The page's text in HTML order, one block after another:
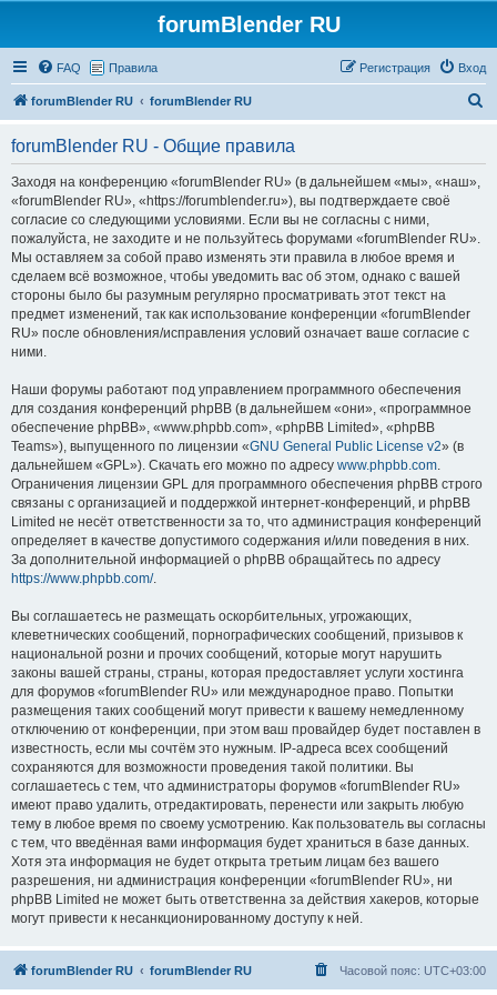
forumBlender RU
FAQ Правила Вход
Регистрация
forumBlender RU forumBlender RU
forumBlender RU - Общие правила
Заходя на конференцию «forumBlender RU» (в дальнейшем «мы», «наш»,
«forumBlender RU», «https://forumblender.ru»), вы подтверждаете своё
согласие со следующими условиями. Если вы не согласны с ними,
пожалуйста, не заходите и не пользуйтесь форумами «forumBlender RU».
Мы оставляем за собой право изменять эти правила в любое время и
сделаем всё возможное, чтобы уведомить вас об этом, однако с вашей
стороны было бы разумным регулярно просматривать этот текст на
предмет изменений, так как использование конференции «forumBlender
RU» после обновления/исправления условий означает ваше согласие с
ними.
Наши форумы работают под управлением программного обеспечения
для создания конференций phpBB (в дальнейшем «они», «программное
обеспечение phpBB», «www.phpbb.com», «phpBB Limited», «phpBB
Teams»), выпущенного по лицензии «GNU General Public License v2» (в
дальнейшем «GPL»). Скачать его можно по адресу www.phpbb.com.
Ограничения лицензии GPL для программного обеспечения phpBB строго
связаны с организацией и поддержкой интернет-конференций, и phpBB
Limited не несёт ответственности за то, что администрация конференций
определяет в качестве допустимого содержания и/или поведения в них.
За дополнительной информацией о phpBB обращайтесь по адресу
https://www.phpbb.com/.
Вы соглашаетесь не размещать оскорбительных, угрожающих,
клеветнических сообщений, порнографических сообщений, призывов к
национальной розни и прочих сообщений, которые могут нарушить
законы вашей страны, страны, которая предоставляет услуги хостинга
для форумов «forumBlender RU» или международное право. Попытки
размещения таких сообщений могут привести к вашему немедленному
отключению от конференции, при этом ваш провайдер будет поставлен в
известность, если мы сочтём это нужным. IP-адреса всех сообщений
сохраняются для возможности проведения такой политики. Вы
соглашаетесь с тем, что администраторы форумов «forumBlender RU»
имеют право удалить, отредактировать, перенести или закрыть любую
тему в любое время по своему усмотрению. Как пользователь вы согласны
с тем, что введённая вами информация будет храниться в базе данных.
Хотя эта информация не будет открыта третьим лицам без вашего
разрешения, ни администрация конференции «forumBlender RU», ни
phpBB Limited не может быть ответственна за действия хакеров, которые
могут привести к несанкционированному доступу к ней.
forumBlender RU forumBlender RU Часовой пояс: UTC+03:00